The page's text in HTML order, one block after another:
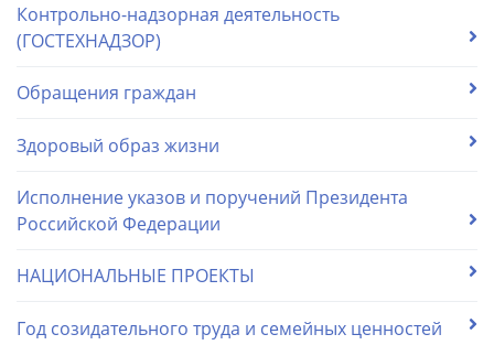
Контрольно-надзорная деятельность
(ГОСТЕХНАДЗОР)
Обращения граждан
Здоровый образ жизни
Исполнение указов и поручений Президента
Российской Федерации
НАЦИОНАЛЬНЫЕ ПРОЕКТЫ
Год созидательного труда и семейных ценностей